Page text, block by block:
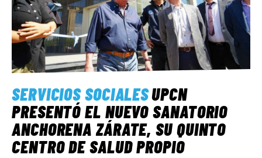
SERVICIOS SOCIALESUPCN
PRESENTÓ EL NUEVO SANATORIO
ANCHORENA ZÁRATE, SU QUINTO
CENTRO DE SALUD PROPIO